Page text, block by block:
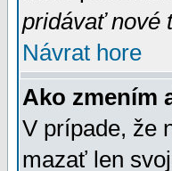
pridávať nové
Návrat hore
Ako zmením
V prípade, že
mazať len